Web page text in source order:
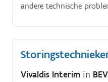
andere technische
installatie.
Vivaldis Interim in